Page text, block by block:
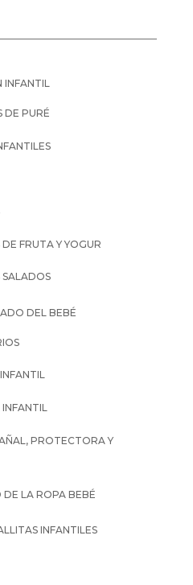
INFANTIL
DE PURÉ
FRUTA Y YOGUR
DEL BEBÉ
PROTECTORA Y
DE LA ROPA BEBÉ
INFANTILES